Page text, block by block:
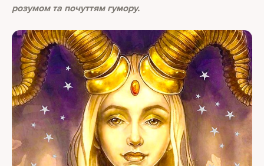
розумом та почуттям гумору.